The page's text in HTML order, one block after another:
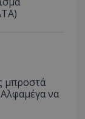
μπροστά
να